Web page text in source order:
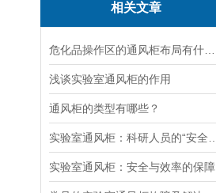
相关文章
浅谈实验室通风柜的作用
通风柜的类型有哪些？
实验室通风柜：安全与效率的保障